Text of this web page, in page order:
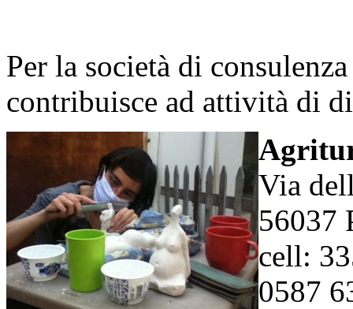
Per la società di
contribuisce ad attività di
Via
56037
cell:
0587